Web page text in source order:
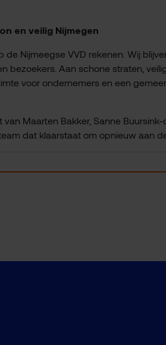
en veilig Nijmegen
Nijmeegse VVD rekenen. Wij
bezoekers. Aan schone straten,
voor ondernemers en een
Maarten Bakker, Sanne Buursink-
dat klaarstaat om opnieuw aan